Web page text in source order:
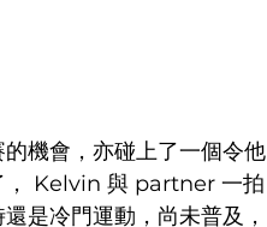
機會，亦碰上了一個令他
， Kelvin 與 partner 一拍
是冷門運動，尚未普及，